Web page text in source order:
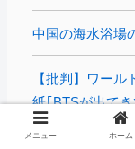
中国の海水浴場
【批判】ワー
紙｢BTSが出て
メニュー ホーム